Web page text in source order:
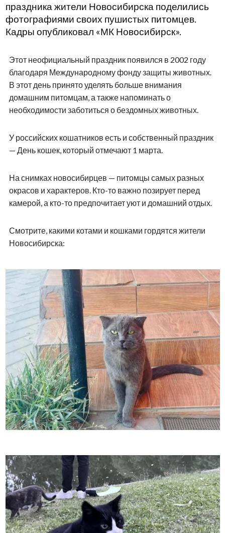
праздника жители Новосибирска поделились
фотографиями своих пушистых питомцев.
Кадры опубликовал «МК Новосибирск».
Этот неофициальный праздник появился в 2002 году
благодаря Международному фонду защиты животных.
В этот день принято уделять больше внимания
домашним питомцам, а также напоминать о
необходимости заботиться о бездомных животных.
У российских кошатников есть и собственный праздник
— День кошек, который отмечают 1 марта.
На снимках новосибирцев — питомцы самых разных
окрасов и характеров. Кто-то важно позирует перед
камерой, а кто-то предпочитает уют и домашний отдых.
Смотрите, какими котами и кошками гордятся жители
Новосибирска: